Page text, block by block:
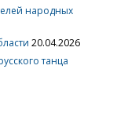
народных
20.04.2026
танца